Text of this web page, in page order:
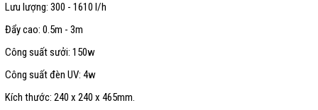
Lưu lượng: 300 - 1610 l/h
Đẩy cao: 0.5m - 3m
Công suất sưởi: 150w
Công suất đèn UV: 4w
Kích thước: 240 x 240 x 465mm.